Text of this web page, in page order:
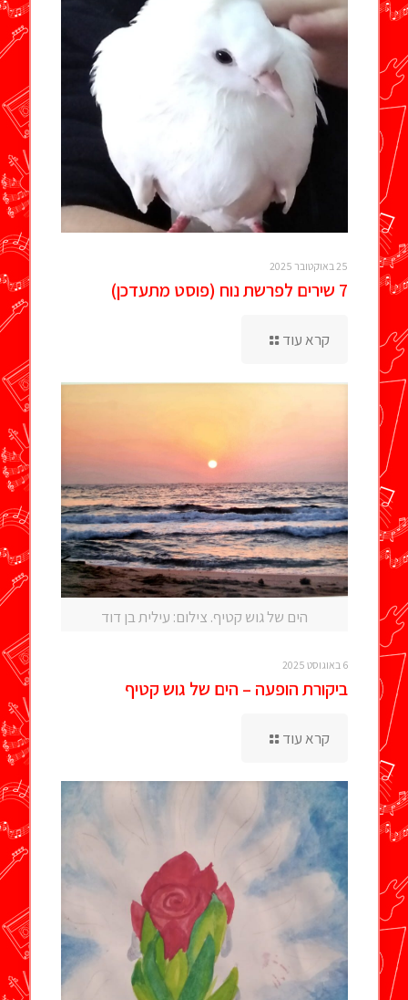
25 באוקטובר 2025
7 שירים לפרשת נוח (פוסט מתעדכן)
קרא עוד
הים של גוש קטיף. צילום: עילית בן דוד
6 באוגוסט 2025
ביקורת הופעה – הים של גוש קטיף
קרא עוד